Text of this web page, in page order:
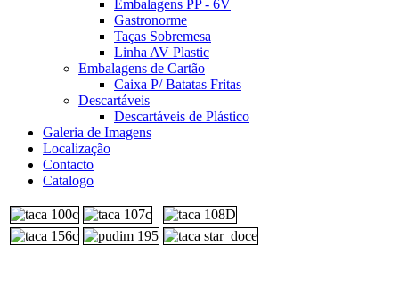
Embalagens PP - 6V
Gastronorme
Taças Sobremesa
Linha AV Plastic
Embalagens de Cartão
Caixa P/ Batatas Fritas
Descartáveis
Descartáveis de Plástico
Galeria de Imagens
Localização
Contacto
Catalogo